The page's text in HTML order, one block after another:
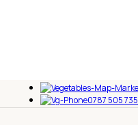
0787 505 735